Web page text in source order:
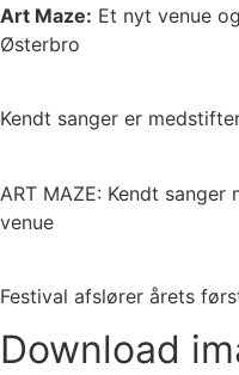
Art Maze: Et nyt venue
Østerbro​
Kendt sanger er
ART MAZE: Kendt
venue​
Festival afslører årets
Download